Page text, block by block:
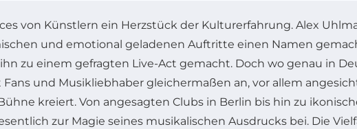
von Künstlern ein Herzstück der Kulturerfahrung. Alex
und emotional geladenen Auftritte einen Namen
zu einem gefragten Live-Act gemacht. Doch wo genau in
und Musikliebhaber gleichermaßen an, vor allem
kreiert. Von angesagten Clubs in Berlin bis hin zu
zur Magie seines musikalischen Ausdrucks bei. Die